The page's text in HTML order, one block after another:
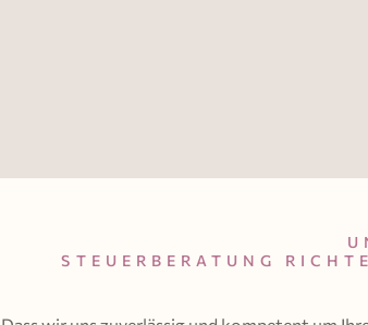
STEUERBERATUNG